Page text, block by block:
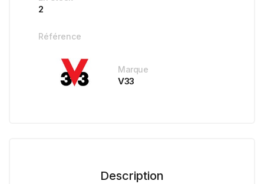
2
Référence
Marque
V33
Description